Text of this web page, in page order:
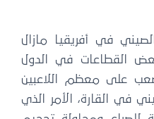
الصيني في أفريقيا مازال
القطاعات في الدول
على معظم اللاعبين
في القارة، الأمر الذي